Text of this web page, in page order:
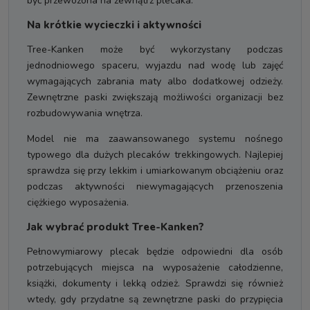
Na krótkie wycieczki i aktywności
Tree-Kanken może być wykorzystany podczas
jednodniowego spaceru, wyjazdu nad wodę lub zajęć
wymagających zabrania maty albo dodatkowej odzieży.
Zewnętrzne paski zwiększają możliwości organizacji bez
rozbudowywania wnętrza.
Model nie ma zaawansowanego systemu nośnego
typowego dla dużych plecaków trekkingowych. Najlepiej
sprawdza się przy lekkim i umiarkowanym obciążeniu oraz
podczas aktywności niewymagających przenoszenia
ciężkiego wyposażenia.
Jak wybrać produkt Tree-Kanken?
Pełnowymiarowy plecak będzie odpowiedni dla osób
potrzebujących miejsca na wyposażenie całodzienne,
książki, dokumenty i lekką odzież. Sprawdzi się również
wtedy, gdy przydatne są zewnętrzne paski do przypięcia